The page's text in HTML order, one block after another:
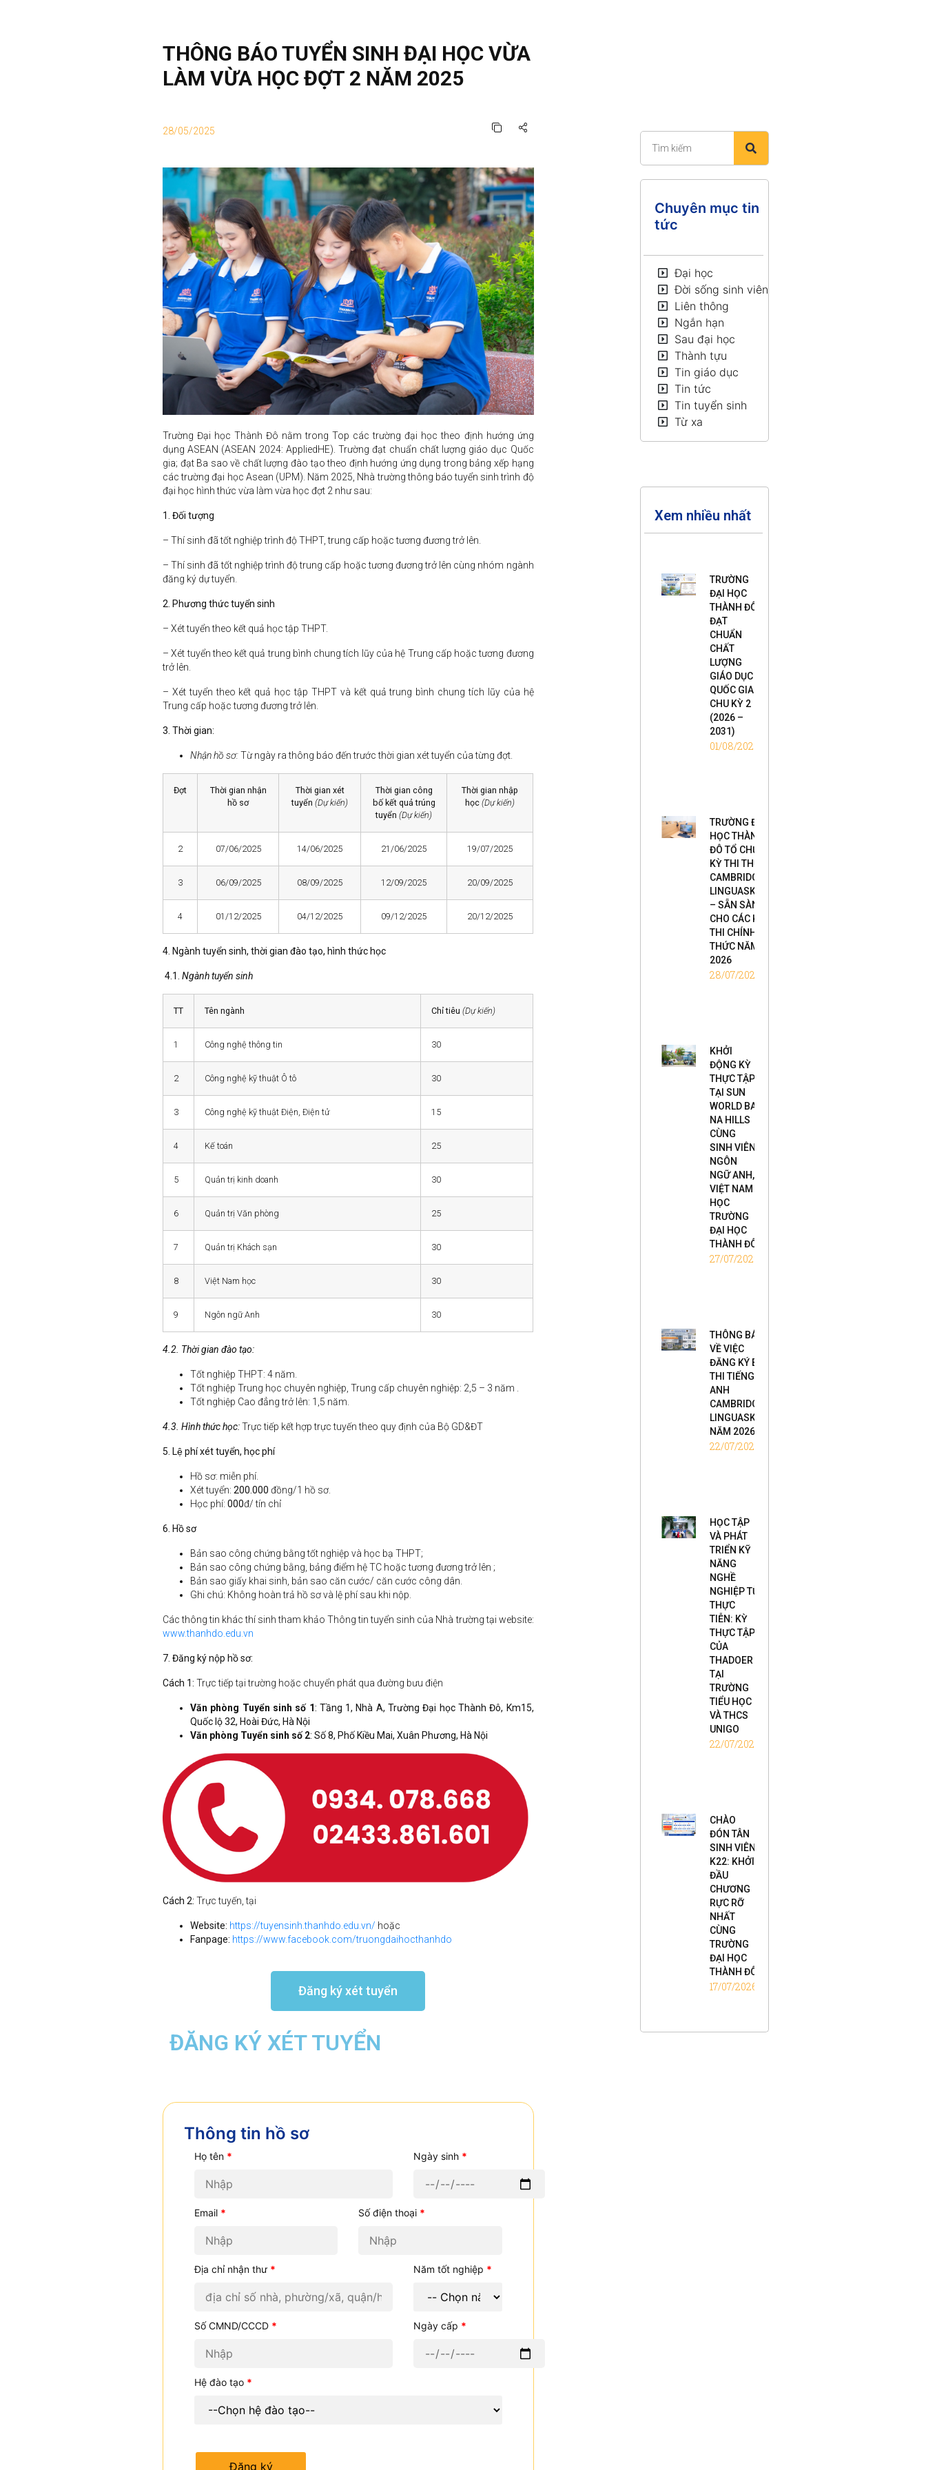
THÔNG BÁO TUYỂN SINH ĐẠI HỌC VỪA
LÀM VỪA HỌC ĐỢT 2 NĂM 2025
28/05/2025
Trường Đại học Thành Đô nằm trong Top các trường đại học theo định hướng ứng
dụng ASEAN (ASEAN 2024: AppliedHE). Trường đạt chuẩn chất lượng giáo dục Quốc
gia; đạt Ba sao về chất lượng đào tạo theo định hướng ứng dụng trong bảng xếp hạng
các trường đại học Asean (UPM). Năm 2025, Nhà trường thông báo tuyển sinh trình độ
đại học hình thức vừa làm vừa học đợt 2 như sau:
1. Đối tượng
– Thí sinh đã tốt nghiệp trình độ THPT, trung cấp hoặc tương đương trở lên.
– Thí sinh đã tốt nghiệp trình độ trung cấp hoặc tương đương trở lên cùng nhóm ngành
đăng ký dự tuyển.
2. Phương thức tuyển sinh
– Xét tuyển theo kết quả học tập THPT.
– Xét tuyển theo kết quả trung bình chung tích lũy của hệ Trung cấp hoặc tương đương
trở lên.
– Xét tuyển theo kết quả học tập THPT và kết quả trung bình chung tích lũy của hệ
Trung cấp hoặc tương đương trở lên.
3. Thời gian:
Nhận hồ sơ:Từ ngày ra thông báo đến trước thời gian xét tuyển của từng đợt.
Đợt
Thời gian nhận
hồ sơ
Thời gian xét
tuyển (Dự kiến)
Thời gian công
bố kết quả trúng
tuyển (Dự kiến)
Thời gian nhập
học (Dự kiến)
2 07/06/2025 14/06/2025 21/06/2025 19/07/2025
3 06/09/2025 08/09/2025 12/09/2025 20/09/2025
4 01/12/2025 04/12/2025 09/12/2025 20/12/2025
4. Ngành tuyển sinh, thời gian đào tạo, hình thức học
4.1. Ngành tuyển sinh
TT Tên ngành Chỉ tiêu (Dự kiến)
1 Công nghệ thông tin 30
2 Công nghệ kỹ thuật Ô tô 30
3 Công nghệ kỹ thuật Điện, Điện tử 15
4 Kế toán 25
5 Quản trị kinh doanh 30
6 Quản trị Văn phòng 25
7 Quản trị Khách sạn 30
8 Việt Nam học 30
9 Ngôn ngữ Anh 30
4 .2. Thời gian đào tạo:
Tốt nghiệp THPT: 4 năm.
Tốt nghiệp Trung học chuyên nghiệp, Trung cấp chuyên nghiệp: 2,5 – 3 năm .
Tốt nghiệp Cao đẳng trở lên: 1,5 năm.
4.3. Hình thức học:Trực tiếp kết hợp trực tuyến theo quy định của Bộ GD&ĐT
5. Lệ phíxét tuyển, học phí
Hồ sơ: miễn phí.
Xét tuyển: 200.000 đồng/1 hồ sơ.
Học phí: 000đ/ tín chỉ
6 . Hồ sơ
Bản sao công chứng bằng tốt nghiệp và học bạ THPT;
Bản sao công chứng bằng, bảng điểm hệ TC hoặc tương đương trở lên ;
Bản sao giấy khai sinh, bản sao căn cước/ căn cước công dân.
Ghi chú: Không hoàn trả hồ sơ và lệ phí sau khi nộp.
Các thông tin khác thí sinh tham khảo Thông tin tuyển sinh của Nhà trường tại website:
www.thanhdo.edu.vn
7 . Đăng ký nộp hồ sơ:
Cách 1: Trực tiếp tại trường hoặc chuyển phát qua đường bưu điện
Văn phòng Tuyển sinh số 1: Tầng 1, Nhà A, Trường Đại học Thành Đô, Km15,
Quốc lộ 32, Hoài Đức, Hà Nội
Văn phòng Tuyển sinh số 2: Số 8, Phố Kiều Mai, Xuân Phương, Hà Nội
Cách 2: Trực tuyến, tại
Website: https://tuyensinh.thanhdo.edu.vn/ hoặc
Fanpage: https://www.facebook.com/truongdaihocthanhdo
Đăng ký xét tuyển
ĐĂNG KÝ XÉT TUYỂN
Thông tin hồ sơ
Họ tên * Ngày sinh *
Email * Số điện thoại *
Địa chỉ nhận thư * Năm tốt nghiệp *
Số CMND/CCCD * Ngày cấp *
Hệ đào tạo *
Chuyên mục tin
tức
Đại học
Đời sống sinh viên
Liên thông
Ngắn hạn
Sau đại học
Thành tựu
Tin giáo dục
Tin tức
Tin tuyển sinh
Từ xa
Xem nhiều nhất
TRƯỜNG
ĐẠI HỌC
THÀNH ĐÔ
ĐẠT
CHUẨN
CHẤT
LƯỢNG
GIÁO DỤC
QUỐC GIA
CHU KỲ 2
(2026 –
2031)
01/08/2026
TRƯỜNG ĐẠI
HỌC THÀNH
ĐÔ TỔ CHỨC
KỲ THI THỬ
CAMBRIDGE
LINGUASKILL
– SẴN SÀNG
CHO CÁC KỲ
THI CHÍNH
THỨC NĂM
2026
28/07/2026
KHỞI
ĐỘNG KỲ
THỰC TẬP
TẠI SUN
WORLD BA
NA HILLS
CÙNG
SINH VIÊN
NGÔN
NGỮ ANH,
VIỆT NAM
HỌC
TRƯỜNG
ĐẠI HỌC
THÀNH ĐÔ
27/07/2026
THÔNG BÁO
VỀ VIỆC
ĐĂNG KÝ BÀI
THI TIẾNG
ANH
CAMBRIDGE
LINGUASKILL
NĂM 2026
22/07/2026
HỌC TẬP
VÀ PHÁT
TRIỂN KỸ
NĂNG
NGHỀ
NGHIỆP TỪ
THỰC
TIỄN: KỲ
THỰC TẬP
CỦA
THADOER
TẠI
TRƯỜNG
TIỂU HỌC
VÀ THCS
UNIGO
22/07/2026
CHÀO
ĐÓN TÂN
SINH VIÊN
K22: KHỞI
ĐẦU
CHƯƠNG
RỰC RỠ
NHẤT
CÙNG
TRƯỜNG
ĐẠI HỌC
THÀNH ĐÔ
17/07/2026